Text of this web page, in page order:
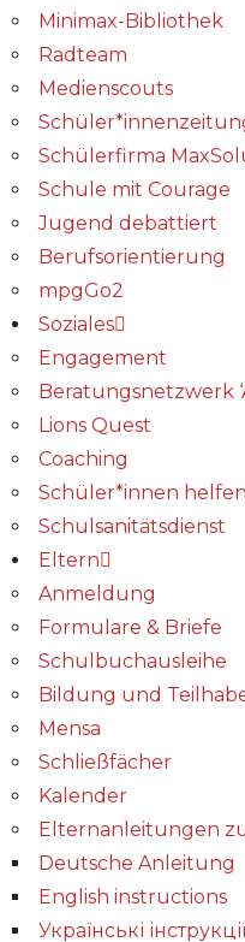
Minimax-Bibliothek​
Radteam
Medienscouts
Schülerfirma
Schule mit Courage
Jugend debattiert
Berufsorientierung
mpgGo2
Soziales
Engagement
Beratungsnetzwerk
Lions Quest
Coaching
Schüler*innen
Schulsanitätsdienst
Eltern
Anmeldung
Formulare & Briefe
Schulbuchausleihe
Bildung und
Mensa
Schließfächer
Kalender
Elternanleitungen
Deutsche Anleitung
English instructions
Українські інструкції